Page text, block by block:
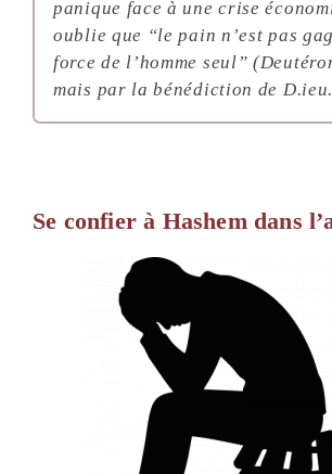
panique face à une crise
oublie que “le pain n’est pas
force de l’homme seul”
mais par la bénédiction de D.ieu.
Se confier à Hashem dans